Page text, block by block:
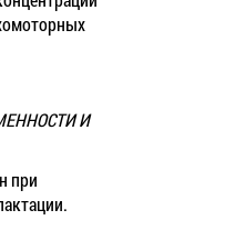
И
при